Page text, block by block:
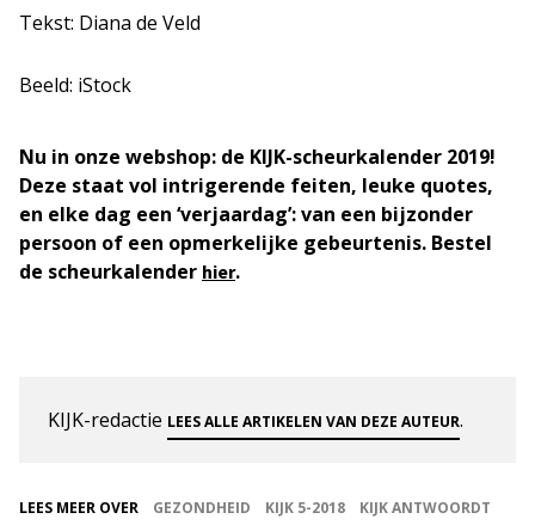
Tekst: Diana de Veld
Beeld: iStock
Nu in onze webshop: de KIJK-scheurkalender 2019!
Deze staat vol intrigerende feiten, leuke quotes,
en elke dag een ‘verjaardag’: van een bijzonder
persoon of een opmerkelijke gebeurtenis. Bestel
de scheurkalender hier.
KIJK-redactie LEES ALLE ARTIKELEN VAN DEZE AUTEUR.
LEES MEER OVER GEZONDHEID KIJK 5-2018
KIJK ANTWOORDT